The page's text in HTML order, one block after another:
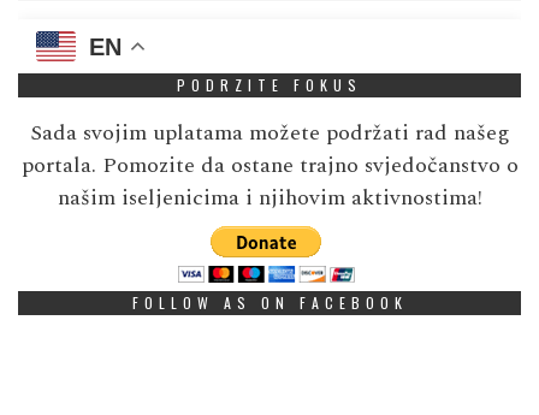
EN
PODRZITE FOKUS
Sada svojim uplatama možete podržati rad našeg
portala. Pomozite da ostane trajno svjedočanstvo o
našim iseljenicima i njihovim aktivnostima!
FOLLOW AS ON FACEBOOK